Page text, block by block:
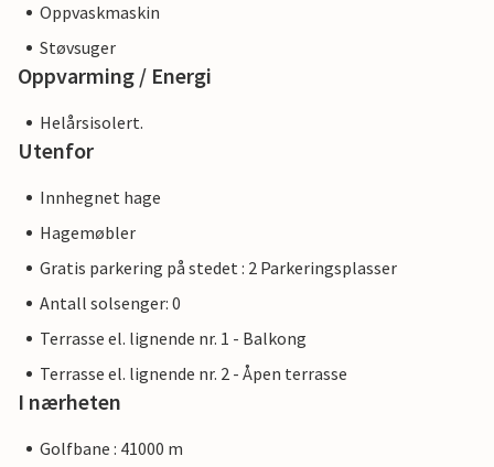
Oppvaskmaskin
Støvsuger
Oppvarming / Energi
Helårsisolert.
Utenfor
Innhegnet hage
Hagemøbler
Gratis parkering på stedet : 2 Parkeringsplasser
Antall solsenger: 0
Terrasse el. lignende nr. 1 - Balkong
Terrasse el. lignende nr. 2 - Åpen terrasse
I nærheten
Golfbane : 41000 m